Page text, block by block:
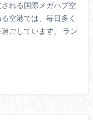
れる国際メガハブ空
空港では、毎日多く
ごしています。 ラン